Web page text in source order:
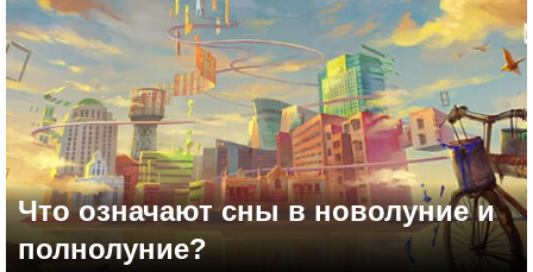
Что означают сны в новолуние и
полнолуние?